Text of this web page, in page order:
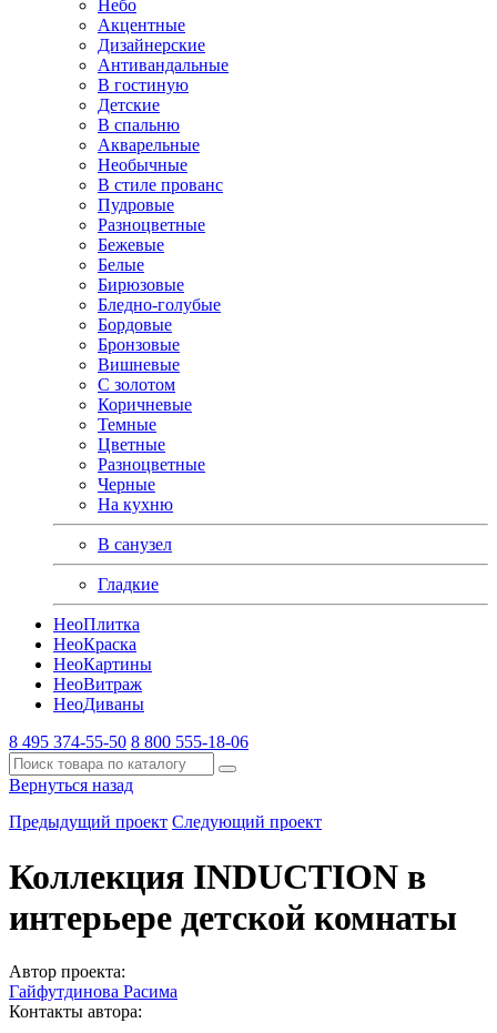
Небо
Акцентные
Дизайнерские
Антивандальные
В гостиную
Детские
В спальню
Акварельные
Необычные
В стиле прованс
Пудровые
Разноцветные
Бежевые
Белые
Бирюзовые
Бледно-голубые
Бордовые
Бронзовые
Вишневые
С золотом
Коричневые
Темные
Цветные
Разноцветные
Черные
На кухню
В санузел
Гладкие
НеоПлитка
НеоКраска
НеоКартины
НеоВитраж
НеоДиваны
8 495 374-55-50 8 800 555-18-06
Вернуться назад
Предыдущий проект Следующий проект
Коллекция INDUCTION в
интерьере детской комнаты
Автор проекта:
Гайфутдинова Расима
Контакты автора: